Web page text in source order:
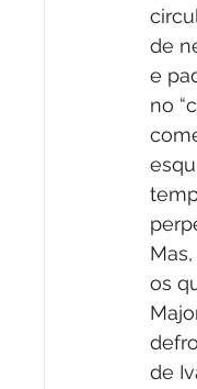
de
e
no
os
de